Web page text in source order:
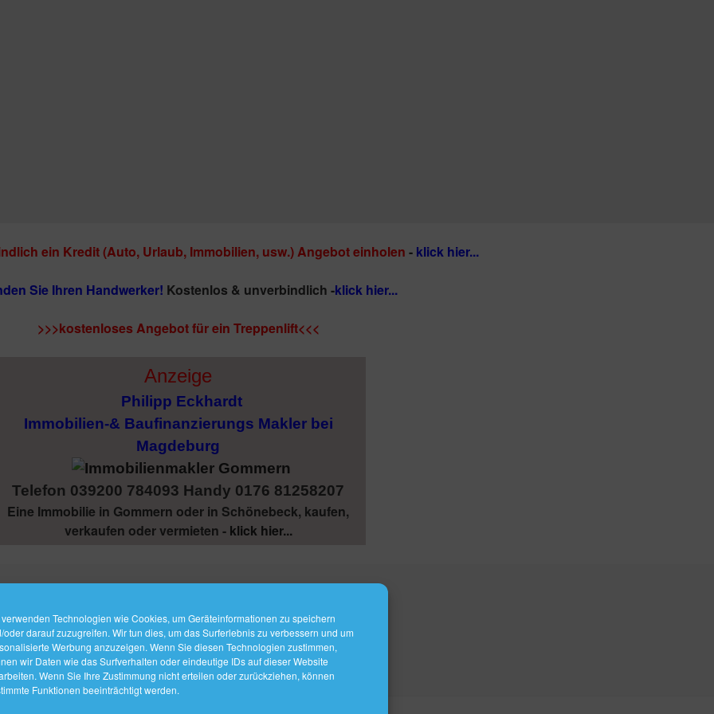
Technologien wie Cookies, um Geräteinformationen zu speichern
oder darauf zuzugreifen. Wir tun dies, um das Surferlebnis zu verbessern und um
Werbung anzuzeigen. Wenn Sie diesen Technologien zustimmen,
wir Daten wie das Surfverhalten oder eindeutige IDs auf dieser Website
Wenn Sie Ihre Zustimmung nicht erteilen oder zurückziehen, können
Funktionen beeinträchtigt werden.
ein Kredit (Auto, Urlaub, Immobilien, usw.) Angebot einholen -klick hier...
Sie Ihren Handwerker! Kostenlos & unverbindlich -klick hier...
>>>kostenloses Angebot für ein Treppenlift<<<
Anzeige
Philipp Eckhardt
Immobilien-& Baufinanzierungs Makler bei
Magdeburg
Telefon 039200 784093 Handy 0176 81258207
Eine Immobilie in Gommern oder in Schönebeck, kaufen,
verkaufen oder vermieten - klick hier...
GOMMERN